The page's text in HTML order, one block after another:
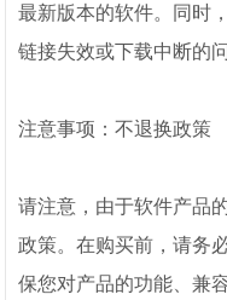
最新版本的软件。同时
链接失效或下载中断的
注意事项：不退换政策
请注意，由于软件产品
政策。在购买前，请务
保您对产品的功能、兼